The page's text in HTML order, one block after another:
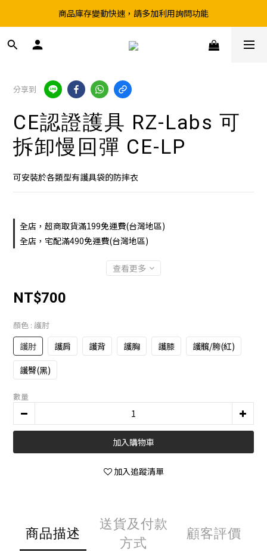
超取滿199、宅配滿490 享免運優惠
商品庫存變動快速，請多加利用詢問功能
前往實體店選購商品前，請先致電詢問庫存
分享到
CE認證護具 RZ-Labs 可
拆卸慢回彈 CE-LP
可安裝於各類型有護具袋的防摔衣
全店，超商取貨滿199免運費(台灣地區)
全店，宅配滿490免運費(台灣地區)
查看更多
NT$700
顏色 : 護肘
護肘 護肩 護背 護胸 護膝
護髖/胯(紅)
護臀(黑)
數量
加入購物車
加入追蹤清單
商品描述
送貨及付款
方式
顧客評價